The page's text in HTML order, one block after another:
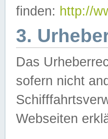
finden: http://
3.
Das
sofern nicht
Webseiten